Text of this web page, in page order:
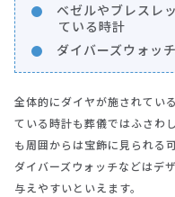
ベゼルやブレスレ
ている時計
ダイバーズウォッ
全体的にダイヤが施されてい
ている時計も葬儀ではふさわ
も周囲からは宝飾に見られる
ダイバーズウォッチなどはデ
与えやすいといえます。